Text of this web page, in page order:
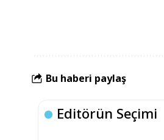
Bu haberi paylaş
Editörün Seçimi